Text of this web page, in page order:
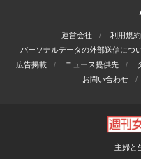
運営会社 利用規約
パーソナルデータの外部送信につ
広告掲載
ニュース提供先
お問い合わせ
主婦と